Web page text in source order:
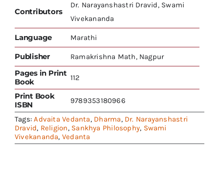
Contributors
Dr. Narayanshastri Dravid, Swami
Vivekananda
Language Marathi
Publisher Ramakrishna Math, Nagpur
Pages in Print
Book
112
Print Book
ISBN
9789353180966
Tags:Advaita Vedanta, Dharma, Dr. Narayanshastri
Dravid, Religion, Sankhya Philosophy, Swami
Vivekananda, Vedanta